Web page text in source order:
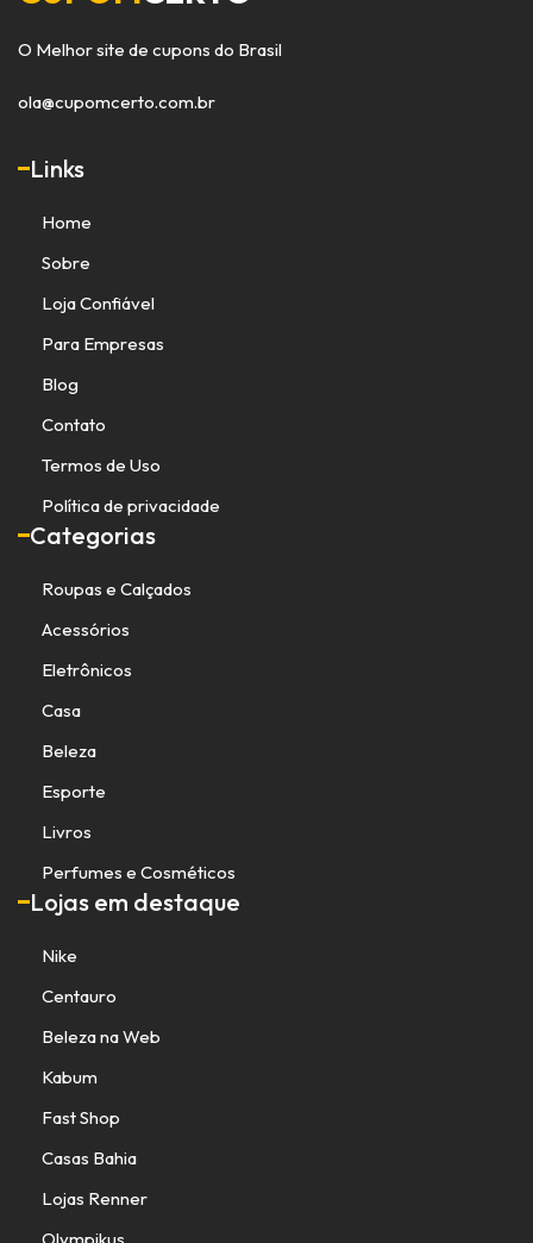
O Melhor site de cupons do Brasil
ola@cupomcerto.com.br
Links
Home
Sobre
Loja Confiável
Para Empresas
Blog
Contato
Termos de Uso
Política de privacidade
Categorias
Roupas e Calçados
Acessórios
Eletrônicos
Casa
Beleza
Esporte
Livros
Perfumes e Cosméticos
Lojas em destaque
Nike
Centauro
Beleza na Web
Kabum
Fast Shop
Casas Bahia
Lojas Renner